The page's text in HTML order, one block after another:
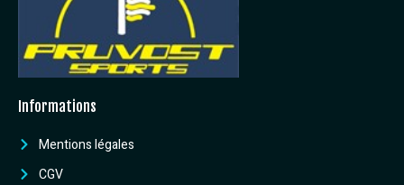
Informations
Mentions légales
CGV